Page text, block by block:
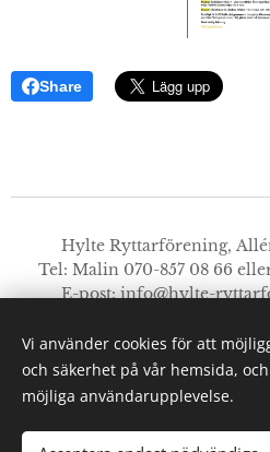
Share
Hylte Ryttarförening,
Tel: Malin 070-857 08 66
E-post:info@hylte-
styrelsen@hylte-
Bg: 915-1176.
© 2021Hylte Ryttarförening.
Vi använder cookies för att
och säkerhet på vår hemsida,
möjliga användarupplevelse.